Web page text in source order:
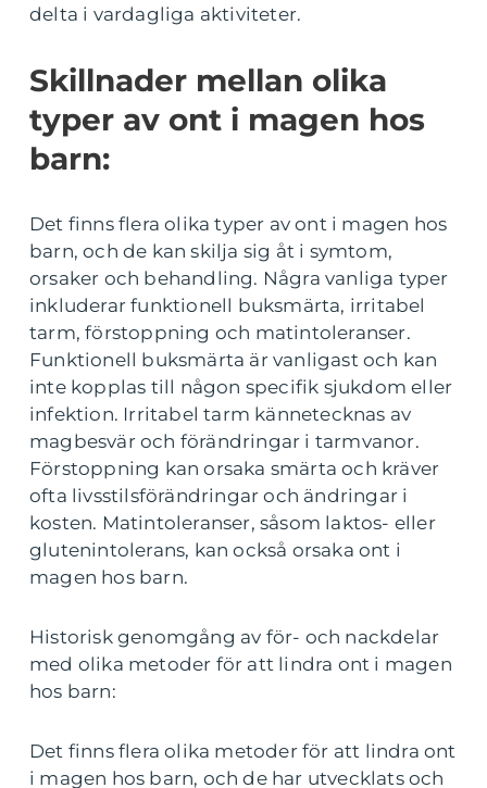
delta i vardagliga aktiviteter.
Skillnader mellan olika
typer av ont i magen hos
barn:
Det finns flera olika typer av ont i magen hos
barn, och de kan skilja sig åt i symtom,
orsaker och behandling. Några vanliga typer
inkluderar funktionell buksmärta, irritabel
tarm, förstoppning och matintoleranser.
Funktionell buksmärta är vanligast och kan
inte kopplas till någon specifik sjukdom eller
infektion. Irritabel tarm kännetecknas av
magbesvär och förändringar i tarmvanor.
Förstoppning kan orsaka smärta och kräver
ofta livsstilsförändringar och ändringar i
kosten. Matintoleranser, såsom laktos- eller
glutenintolerans, kan också orsaka ont i
magen hos barn.
Historisk genomgång av för- och nackdelar
med olika metoder för att lindra ont i magen
hos barn:
Det finns flera olika metoder för att lindra ont
i magen hos barn, och de har utvecklats och